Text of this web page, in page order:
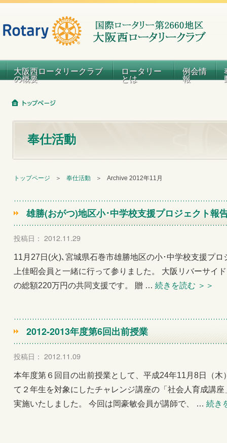
大阪西ロータリークラブ
の概要
ロータリー
とは
例会情
報
奉仕活動
トップページ ＞ 奉仕活動 ＞ Archive 2012年11月
雄勝(おがつ)地区小･中学校支援プロジェクト報
投稿日： 2012.11.29
11月27日(火)､宮城県石巻市雄勝地区の小･中学校支援プ
上佳昭会員と一緒に行って参りました。 大阪リバーサイ
の総額220万円の共同支援です。 贈 … 続きを読む ＞＞
2012-2013年度第6回出前授業
投稿日： 2012.11.09
本年度第６回目の出前授業として、平成24年11月8日（
て２年生を対象にしたチャレンジ講座の「社会人育成講
実施いたしました。 今回は岡豪敏会員が講師で、 … 続き